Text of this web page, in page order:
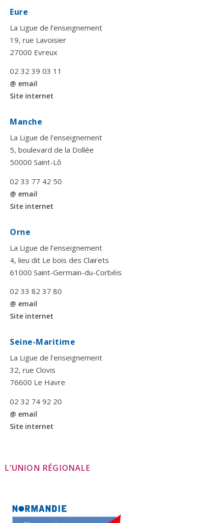
Eure
La Ligue de l’enseignement
19, rue Lavoisier
27000 Evreux
02 32 39 03 11
@ email
Site internet
Manche
La Ligue de l’enseignement
5, boulevard de la Dollée
50000 Saint-Lô
02 33 77 42 50
@ email
Site internet
Orne
La Ligue de l’enseignement
4, lieu dit Le bois des Clairets
61000 Saint-Germain-du-Corbéis
02 33 82 37 80
@ email
Site internet
Seine-Maritime
La Ligue de l’enseignement
32, rue Clovis
76600 Le Havre
02 32 74 92 20
@ email
Site internet
L’UNION RÉGIONALE